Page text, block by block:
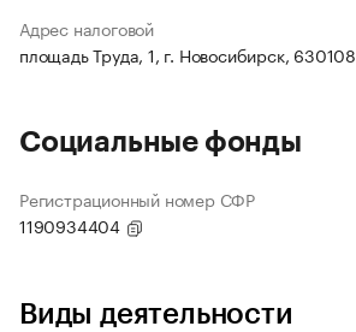
Адрес налоговой
площадь Труда, 1, г. Новосибирск, 630108
Социальные фонды
Регистрационный номер СФР
1190934404
Виды деятельности